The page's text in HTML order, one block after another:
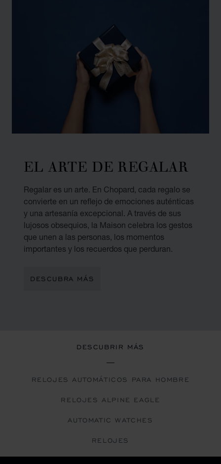
EL ARTE DE REGALAR
Regalar es un arte. En Chopard, cada regalo se
convierte en un reflejo de emociones auténticas
y una artesanía excepcional. A través de sus
lujosos obsequios, la Maison celebra los gestos
que unen a las personas, los momentos
importantes y los recuerdos que perduran.
DESCUBRA MÁS
DESCUBRIR MÁS
RELOJES AUTOMÁTICOS PARA HOMBRE
RELOJES ALPINE EAGLE
AUTOMATIC WATCHES
RELOJES